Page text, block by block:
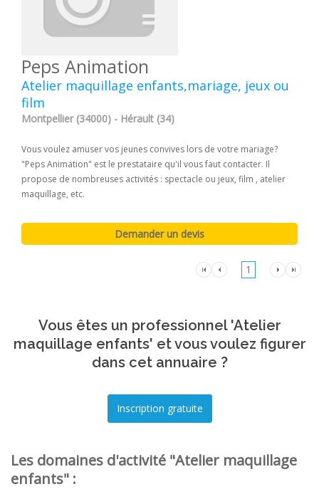
Peps Animation
Atelier maquillage enfants,mariage, jeux ou
film
Montpellier (34000) - Hérault (34)
Vous voulez amuser vos jeunes convives lors de votre mariage?
"Peps Animation" est le prestataire qu'il vous faut contacter. Il
propose de nombreuses activités : spectacle ou jeux, film , atelier
maquillage, etc.
1
Vous êtes un professionnel 'Atelier
maquillage enfants' et vous voulez figurer
dans cet annuaire ?
Les domaines d'activité "Atelier maquillage
enfants" :